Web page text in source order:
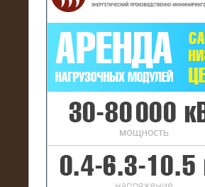
16.01.2017
Аренда нагрузочного
МВт (10 кВ) на газовое
месторождение